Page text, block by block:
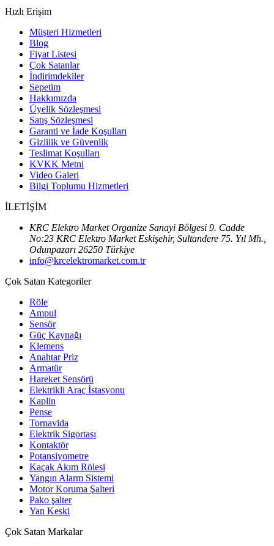
Hızlı Erişim
Müşteri Hizmetleri
Blog
Fiyat Listesi
Çok Satanlar
İndirimdekiler
Sepetim
Hakkımızda
Üyelik Sözleşmesi
Satış Sözleşmesi
Garanti ve İade Koşulları
Gizlilik ve Güvenlik
Teslimat Koşulları
KVKK Metni
Video Galeri
Bilgi Toplumu Hizmetleri
İLETİŞİM
KRC Elektro Market Organize Sanayi Bölgesi 9. Cadde
No:23 KRC Elektro Market Eskişehir, Sultandere 75. Yıl Mh.,
Odunpazarı 26250 Türkiye
info@krcelektromarket.com.tr
Çok Satan Kategoriler
Röle
Ampul
Sensör
Güç Kaynağı
Klemens
Anahtar Priz
Armatür
Hareket Sensörü
Elektrikli Araç İstasyonu
Kaplin
Pense
Tornavida
Elektrik Sigortası
Kontaktör
Potansiyometre
Kaçak Akım Rölesi
Yangın Alarm Sistemi
Motor Koruma Şalteri
Pako şalter
Yan Keski
Çok Satan Markalar